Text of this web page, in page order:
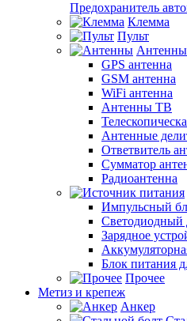
Предохранитель
Клемма
Пульт
Антенны
GPS антенна
GSM антенна
WiFi антенна
Антенны ТВ
Антенные
Ответвитель
Сумматор
Радиоантенна
Импульсный
Светодиодный
Зарядное
Блок питания
Прочее
Метиз и крепеж
Анкер